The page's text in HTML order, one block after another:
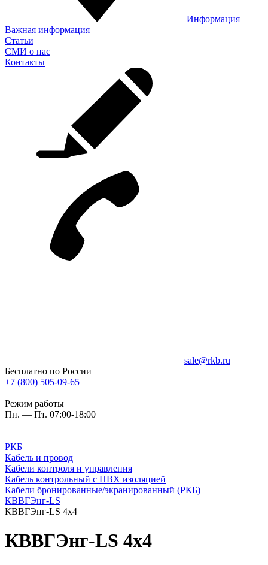
Информация
Важная информация
Статьи
СМИ о нас
Контакты
sale@rkb.ru
Бесплатно по России
+7 (800) 505-09-65
Режим работы
Пн. — Пт. 07:00-18:00
РКБ
Кабель и провод
Кабели контроля и управления
Кабель контрольный с ПВХ изоляцией
Кабели бронированные/экранированный (РКБ)
КВВГЭнг-LS
КВВГЭнг-LS 4х4
КВВГЭнг-LS 4х4